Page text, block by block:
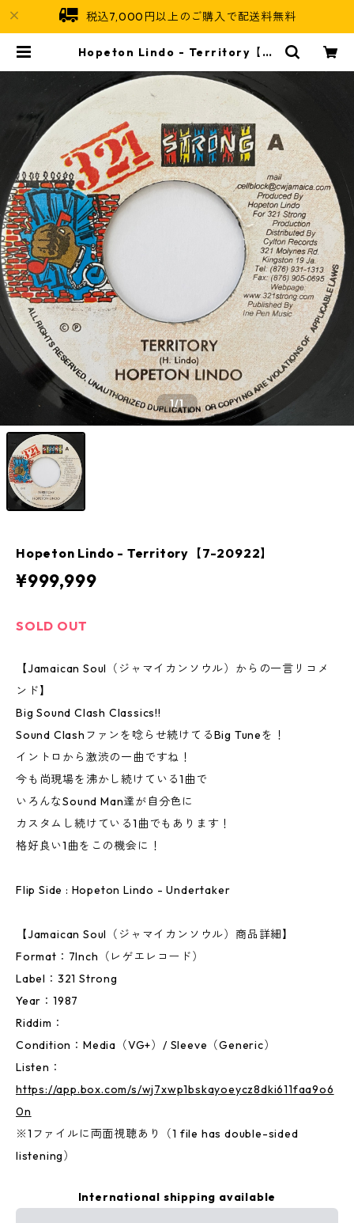
税込7,000円以上のご購入で配送料無料
Hopeton Lindo - Territory【7-
1/1
Hopeton Lindo - Territory【7-20922】
¥999,999
SOLD OUT
【Jamaican Soul（ジャマイカンソウル）からの一言リコメ
ンド】
Big Sound Clash Classics!!
Sound Clashファンを唸らせ続けてるBig Tuneを！
イントロから激渋の一曲ですね！
今も尚現場を沸かし続けている1曲で
いろんなSound Man達が自分色に
カスタムし続けている1曲でもあります！
格好良い1曲をこの機会に！
Flip Side : Hopeton Lindo - Undertaker
【Jamaican Soul（ジャマイカンソウル）商品詳細】
Format：7Inch（レゲエレコード）
Label：321 Strong
Year：1987
Riddim：
Condition：Media（VG+）/ Sleeve（Generic）
Listen：
https://app.box.com/s/wj7xwp1bskayoeycz8dki611faa9o6
0n
※1ファイルに両面視聴あり（1 file has double-sided
listening）
International shipping available